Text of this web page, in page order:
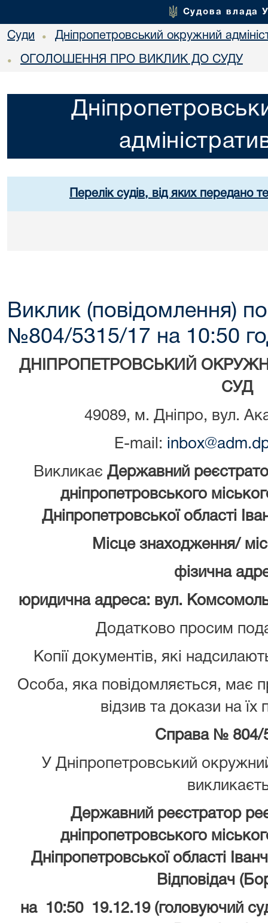
Судова влада
Суди • Дніпропетровський окружний
• ОГОЛОШЕННЯ ПРО ВИКЛИК ДО СУДУ
Перелік судів, від яких передано
Виклик (повідомлення)
№804/5315/17 на 10:50
ДНІПРОПЕТРОВСЬКИЙ
СУД
49089, м. Дніпро, вул.
E-mail:
Викликає Державний
дніпропетровського
Дніпропетровської області
Місце знаходження/
фізична
юридична адреса: вул.
Додатково просим
Копії документів, які
Особа, яка повідомляється, має
відзив та докази на їх
Справа № 804/
У Дніпропетровський
Державний реєстратор
дніпропетровського
Дніпропетровської області
Відповідач
на 10:50 19.12.19 (головуючий